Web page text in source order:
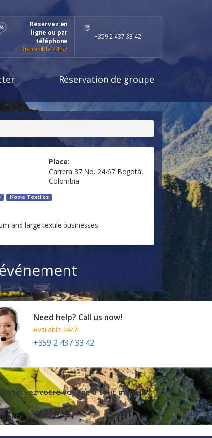
Réservez en
ligne ou par
téléphone
Disponible 24h/7
+359 2 437 33 42
Réservation de groupe
Place:
Carrera 37 No. 24-67 Bogotá,
Colombia
Home Textiles
and large textile businesses
Need help? Call us now!
Available 24/7!
+359 2 437 33 42
Réservez votre voyage à tout moment,
où